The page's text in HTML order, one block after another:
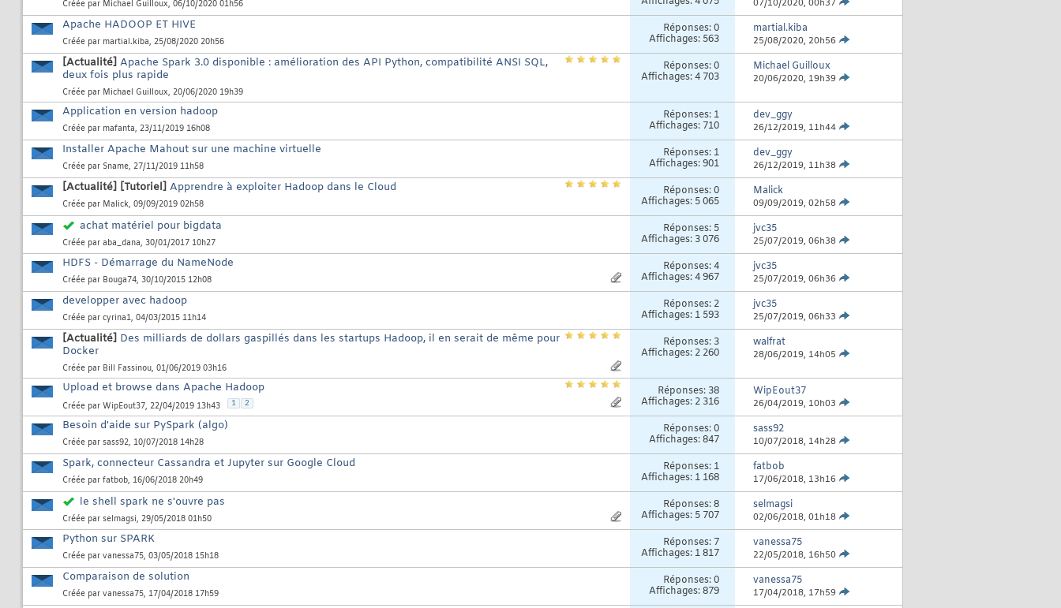
Créée par Michael Guilloux, 06/10/2020 01h56 07/10/2020, 00h37
Apache HADOOP ET HIVE
Créée par martial.kiba, 25/08/2020 20h56
Réponses:0
Affichages: 563
martial.kiba
25/08/2020, 20h56
[Actualité] Apache Spark 3.0 disponible : amélioration des API Python, compatibilité ANSI SQL,
deux fois plus rapide
Créée par Michael Guilloux, 20/06/2020 19h39
Réponses:0
Affichages: 4 703
Michael Guilloux
20/06/2020, 19h39
Application en version hadoop
Créée par mafanta, 23/11/2019 16h08
Réponses: 1
Affichages: 710
dev_ggy
26/12/2019, 11h44
Installer Apache Mahout sur une machine virtuelle
Créée par Sname, 27/11/2019 11h58
Réponses: 1
Affichages: 901
dev_ggy
26/12/2019, 11h38
[Actualité] [Tutoriel] Apprendre à exploiter Hadoop dans le Cloud
Créée par Malick, 09/09/2019 02h58
Réponses:0
Affichages: 5 065
Malick
09/09/2019, 02h58
achat matériel pour bigdata
Créée par aba_dana, 30/01/2017 10h27
Réponses: 5
Affichages: 3 076
jvc35
25/07/2019, 06h38
HDFS - Démarrage du NameNode
Créée par Bouga74, 30/10/2015 12h08
Réponses:4
Affichages: 4 967
jvc35
25/07/2019, 06h36
developper avec hadoop
Créée par cyrina1, 04/03/2015 11h14
Réponses: 2
Affichages: 1 593
jvc35
25/07/2019, 06h33
[Actualité] Des milliards de dollars gaspillés dans les startups Hadoop, il en serait de même pour
Docker
Créée par Bill Fassinou, 01/06/2019 03h16
Réponses: 3
Affichages: 2 260
walfrat
28/06/2019, 14h05
Upload et browse dans Apache Hadoop
Créée par WipEout37, 22/04/2019 13h43 1 2
Réponses: 38
Affichages: 2 316
WipEout37
26/04/2019, 10h03
Besoin d'aide sur PySpark (algo)
Créée par sass92, 10/07/2018 14h28
Réponses:0
Affichages: 847
sass92
10/07/2018, 14h28
Spark, connecteur Cassandra et Jupyter sur Google Cloud
Créée par fatbob, 16/06/2018 20h49
Réponses: 1
Affichages: 1 168
fatbob
17/06/2018, 13h16
le shell spark ne s'ouvre pas
Créée par selmagsi, 29/05/2018 01h50
Réponses:8
Affichages: 5 707
selmagsi
02/06/2018, 01h18
Python sur SPARK
Créée par vanessa75, 03/05/2018 15h18
Réponses: 7
Affichages: 1 817
vanessa75
22/05/2018, 16h50
Comparaison de solution
Créée par vanessa75, 17/04/2018 17h59
Réponses:0
Affichages: 879
vanessa75
17/04/2018, 17h59